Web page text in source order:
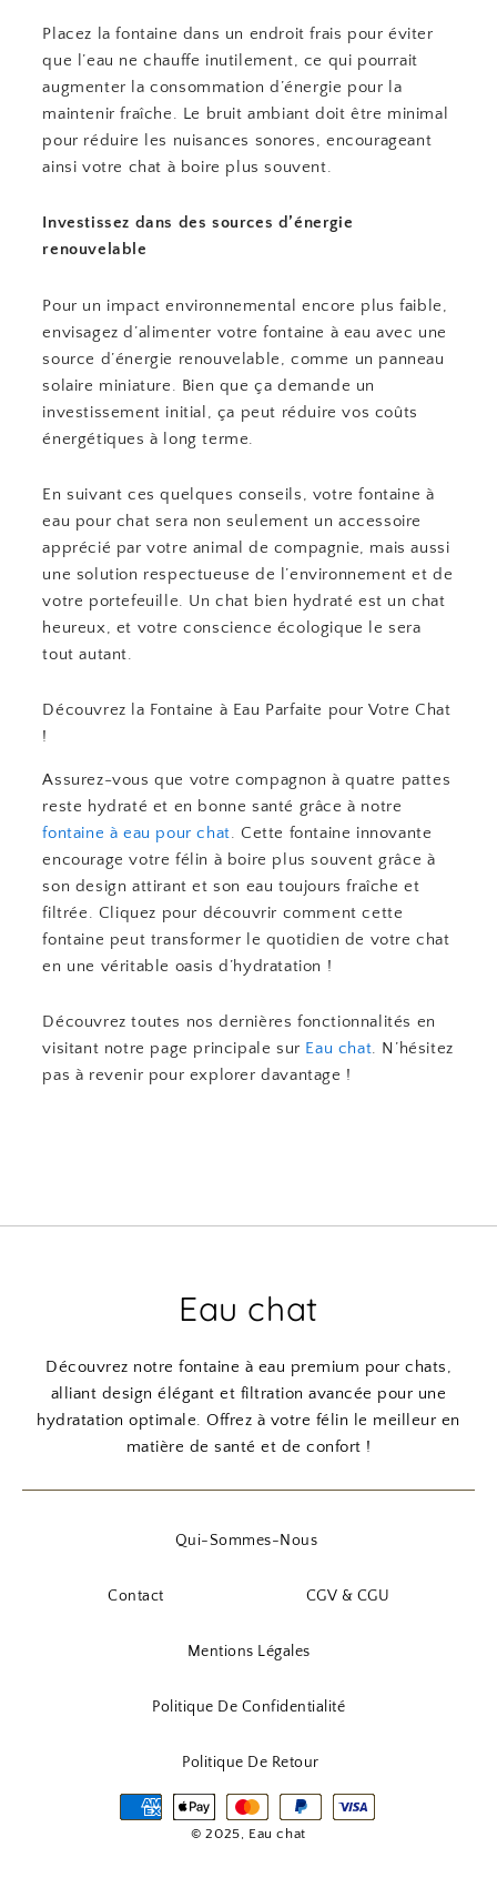
Placez la fontaine dans un endroit frais pour éviter
que l’eau ne chauffe inutilement, ce qui pourrait
augmenter la consommation d’énergie pour la
maintenir fraîche. Le bruit ambiant doit être minimal
pour réduire les nuisances sonores, encourageant
ainsi votre chat à boire plus souvent.
Investissez dans des sources d’énergie
renouvelable
Pour un impact environnemental encore plus faible,
envisagez d’alimenter votre fontaine à eau avec une
source d’énergie renouvelable, comme un panneau
solaire miniature. Bien que ça demande un
investissement initial, ça peut réduire vos coûts
énergétiques à long terme.
En suivant ces quelques conseils, votre fontaine à
eau pour chat sera non seulement un accessoire
apprécié par votre animal de compagnie, mais aussi
une solution respectueuse de l’environnement et de
votre portefeuille. Un chat bien hydraté est un chat
heureux, et votre conscience écologique le sera
tout autant.
Découvrez la Fontaine à Eau Parfaite pour Votre Chat
!
Assurez-vous que votre compagnon à quatre pattes
reste hydraté et en bonne santé grâce à notre
fontaine à eau pour chat. Cette fontaine innovante
encourage votre félin à boire plus souvent grâce à
son design attirant et son eau toujours fraîche et
filtrée. Cliquez pour découvrir comment cette
fontaine peut transformer le quotidien de votre chat
en une véritable oasis d’hydratation !
Découvrez toutes nos dernières fonctionnalités en
visitant notre page principale sur Eau chat. N’hésitez
pas à revenir pour explorer davantage !
Eau chat
Découvrez notre fontaine à eau premium pour chats,
alliant design élégant et filtration avancée pour une
hydratation optimale. Offrez à votre félin le meilleur en
matière de santé et de confort !
Qui-Sommes-Nous
Contact CGV & CGU
Mentions Légales
Politique De Confidentialité
Politique De Retour
© 2025, Eau chat